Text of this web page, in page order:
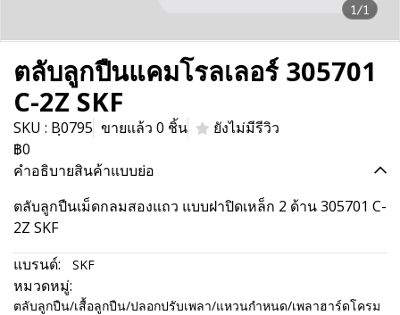
1/1
ตลับลูกปืนแคมโรลเลอร์ 305701
C-2Z SKF
SKU : Bฺ0795 ขายแล้ว 0 ชิ้น
ยังไม่มีรีวิว
฿0
คำอธิบายสินค้าแบบย่อ
ตลับลูกปืนเม็ดกลมสองแถว แบบฝาปิดเหล็ก 2 ด้าน 305701 C-
2Z SKF
แบรนด์:
SKF
หมวดหมู่:
ตลับลูกปืน/เสื้อลูกปืน/ปลอกปรับเพลา/แหวนกำหนด/เพลาฮาร์ดโครม